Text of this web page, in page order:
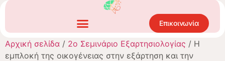
Επικοινωνία
Αρχική σελίδα / 2ο Σεμινάριο Εξαρτησιολογίας / Η
εμπλοκή της οικογένειας στην εξάρτηση και την